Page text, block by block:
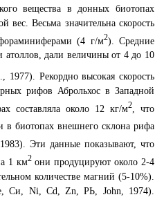
вещества в донных биотопах
вес. Весьма значительна скорость
(4 г/м2). Средние
атоллов, дали величины от 4 до 10
Рекордно высокая скорость
рифов Аброльхос в Западной
составляла около 12 кг/м2 , что
в биотопах внешнего склона рифа
Эти данные показывают, что
1 км2они продуцируют около 2-4
количестве магний (5-10%).
Си, Ni, Cd, Zn, РЬ, John, 1974).